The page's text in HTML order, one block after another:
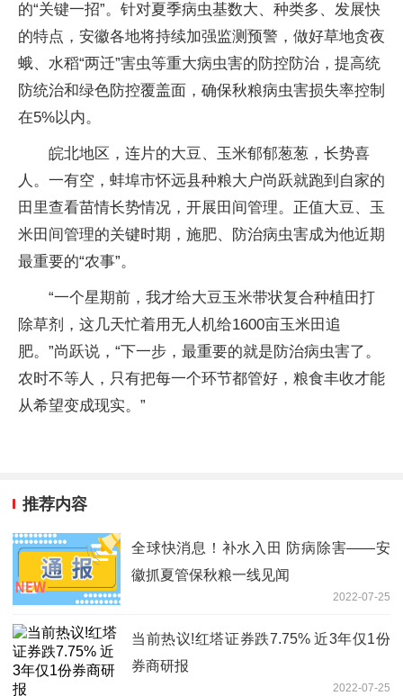
的“关键一招”。针对夏季病虫基数大、种类多、发展快
的特点，安徽各地将持续加强监测预警，做好草地贪夜
蛾、水稻“两迁”害虫等重大病虫害的防控防治，提高统
防统治和绿色防控覆盖面，确保秋粮病虫害损失率控制
在5%以内。
皖北地区，连片的大豆、玉米郁郁葱葱，长势喜
人。一有空，蚌埠市怀远县种粮大户尚跃就跑到自家的
田里查看苗情长势情况，开展田间管理。正值大豆、玉
米田间管理的关键时期，施肥、防治病虫害成为他近期
最重要的“农事”。
“一个星期前，我才给大豆玉米带状复合种植田打
除草剂，这几天忙着用无人机给1600亩玉米田追
肥。”尚跃说，“下一步，最重要的就是防治病虫害了。
农时不等人，只有把每一个环节都管好，粮食丰收才能
从希望变成现实。”
推荐内容
全球快消息！补水入田 防病除害——安
徽抓夏管保秋粮一线见闻
2022-07-25
当前热议!红塔证券跌7.75% 近3年仅1份
券商研报
2022-07-25